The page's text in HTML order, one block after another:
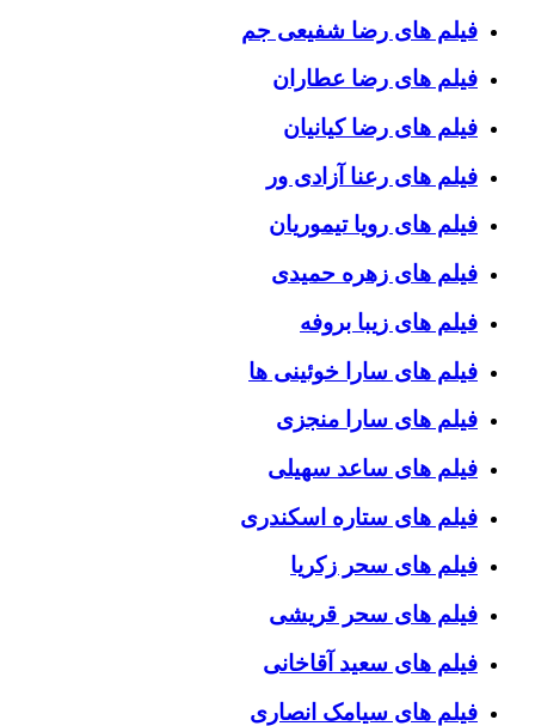
فیلم های رضا شفیعی جم
فیلم های رضا عطاران
فیلم های رضا کیانیان
فیلم های رعنا آزادی ور
فیلم های رویا تیموریان
فیلم های زهره حمیدی
فیلم های زیبا بروفه
فیلم های سارا خوئینی ها
فیلم های سارا منجزی
فیلم های ساعد سهیلی
فیلم های ستاره اسکندری
فیلم های سحر زکریا
فیلم های سحر قریشی
فیلم های سعید آقاخانی
فیلم های سیامک انصاری